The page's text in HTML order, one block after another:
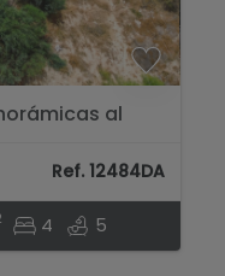
al
Ref. 12484DA
4 5